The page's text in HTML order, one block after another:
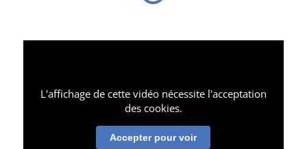
L'affichage de cette vidéo nécessite l'acceptation
des cookies.
Accepter pour voir